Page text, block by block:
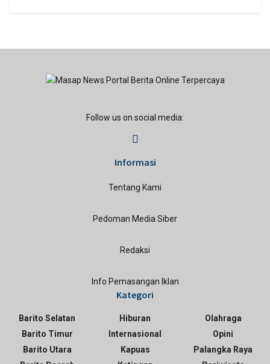
Follow us on social media:
Informasi
Tentang Kami
Pedoman Media Siber
Redaksi
Info Pemasangan Iklan
Kategori
Barito Selatan
Barito Timur
Barito Utara
Hiburan
Internasional
Kapuas
Olahraga
Opini
Palangka Raya